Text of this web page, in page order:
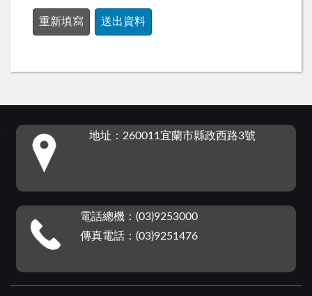
地址：260011宜蘭市縣政西路3號
電話總機：(03)9253000
傳真電話：(03)9251476